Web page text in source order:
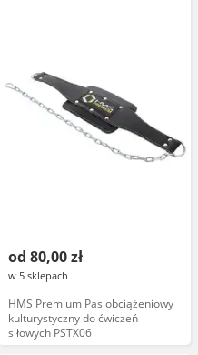
od 80,00 zł
w 5 sklepach
HMS Premium Pas obciążeniowy
kulturystyczny do ćwiczeń
siłowych PSTX06